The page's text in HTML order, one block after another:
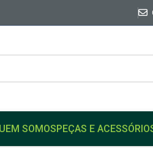
SOMOSPEÇAS E